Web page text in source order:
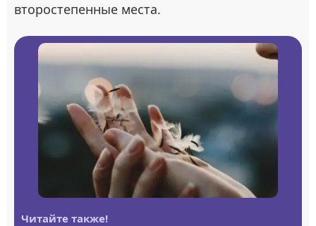
второстепенные места.
Читайте также!